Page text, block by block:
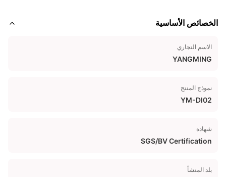
الخصائص الأساسية
الاسم التجاري
YANGMING
نموذج المنتج
YM-DI02
شهادة
SGS/BV Certification
بلد المنشأ